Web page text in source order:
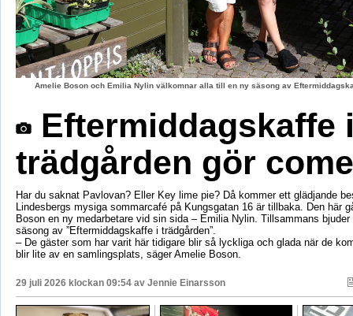
Amelie Boson och Emilia Nylin välkomnar alla till en ny säsong av
Eftermiddagskaffe
trädgården gör
Har du saknat Pavlovan? Eller Key lime pie? Då kommer ett glädjande
Lindesbergs mysiga sommarcafé på Kungsgatan 16 är tillbaka. Den här
Boson en ny medarbetare vid sin sida – Emilia Nylin. Tillsammans
säsong av ”Eftermiddagskaffe i trädgården”.
– De gäster som har varit här tidigare blir så lyckliga och glada när de
blir lite av en samlingsplats, säger Amelie Boson.
29 juli 2026 klockan 09:54 av Jennie Einarsson